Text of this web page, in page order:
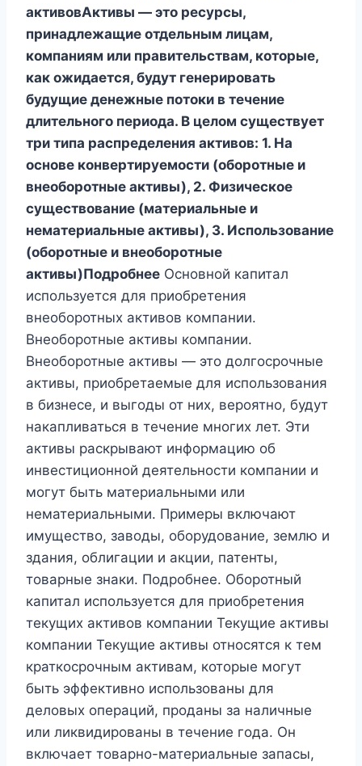
активовАктивы — это ресурсы,
принадлежащие отдельным лицам,
компаниям или правительствам, которые,
как ожидается, будут генерировать
будущие денежные потоки в течение
длительного периода. В целом существует
три типа распределения активов: 1. На
основе конвертируемости (оборотные и
внеоборотные активы), 2. Физическое
существование (материальные и
нематериальные активы), 3. Использование
(оборотные и внеоборотные
активы)Подробнее Основной капитал
используется для приобретения
внеоборотных активов компании.
Внеоборотные активы компании.
Внеоборотные активы — это долгосрочные
активы, приобретаемые для использования
в бизнесе, и выгоды от них, вероятно, будут
накапливаться в течение многих лет. Эти
активы раскрывают информацию об
инвестиционной деятельности компании и
могут быть материальными или
нематериальными. Примеры включают
имущество, заводы, оборудование, землю и
здания, облигации и акции, патенты,
товарные знаки. Подробнее. Оборотный
капитал используется для приобретения
текущих активов компании Текущие активы
компании Текущие активы относятся к тем
краткосрочным активам, которые могут
быть эффективно использованы для
деловых операций, проданы за наличные
или ликвидированы в течение года. Он
включает товарно-материальные запасы,